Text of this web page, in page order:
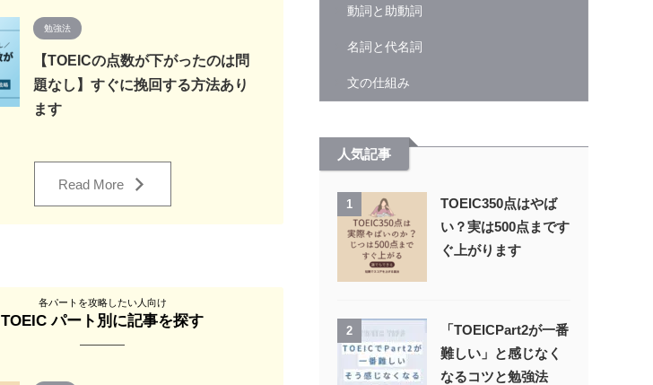
勉強法
【TOEICの点数が下がったのは問
題なし】すぐに挽回する方法あり
ます
Read More
各パートを攻略したい人向け
TOEIC パート別に記事を探す
動詞と助動詞
名詞と代名詞
文の仕組み
人気記事
1
TOEIC350点はやば
い？実は500点まです
ぐ上がります
2
「TOEICPart2が一番
難しい」と感じなく
なるコツと勉強法